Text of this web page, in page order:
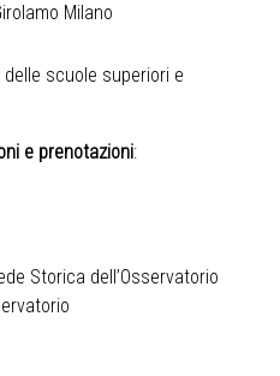
Milano
scuole superiori e
e prenotazioni:
Storica dell’Osservatorio